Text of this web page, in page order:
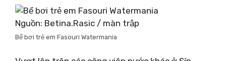
Nguồn: Betina.Rasic / màn trập
Bể bơi trẻ em Fasouri Watermania